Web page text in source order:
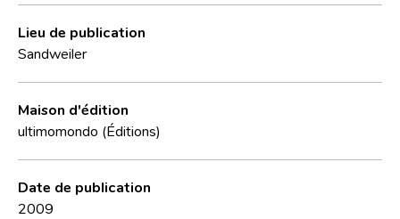
Lieu de publication
Sandweiler
Maison d'édition
ultimomondo (Éditions)
Date de publication
2009